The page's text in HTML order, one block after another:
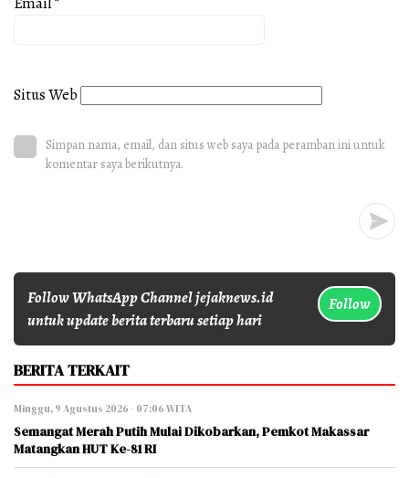
Situs Web
Simpan nama, email, dan situs web saya pada peramban ini untuk
komentar saya berikutnya.
Follow WhatsApp Channel jejaknews.id
untuk update berita terbaru setiap hari
Follow
BERITA TERKAIT
Minggu, 9 Agustus 2026 - 07:06 WITA
Semangat Merah Putih Mulai Dikobarkan, Pemkot Makassar
Matangkan HUT Ke-81 RI